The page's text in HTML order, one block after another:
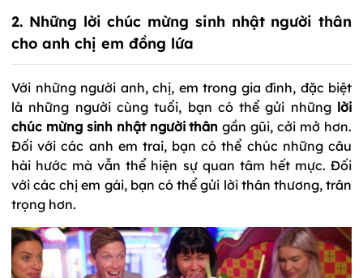
2. Những lời chúc mừng sinh nhật người thân
cho anh chị em đồng lứa
Với những người anh, chị, em trong gia đình, đặc biệt
là những người cùng tuổi, bạn có thể gửi những lời
chúc mừng sinh nhật người thân gần gũi, cởi mở hơn.
Đối với các anh em trai, bạn có thể chúc những câu
hài hước mà vẫn thể hiện sự quan tâm hết mực. Đối
với các chị em gái, bạn có thể gửi lời thân thương, trân
trọng hơn.